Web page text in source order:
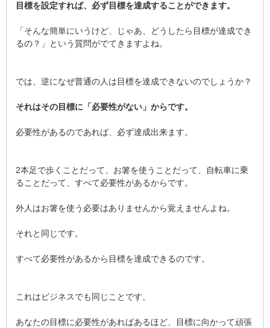
目標を設定すれば、必ず目標を達成することができます。
「そんな簡単にいうけど、じゃあ、どうしたら目標が達成でき
るの？」という質問がでてきますよね。
では、逆になぜ普通の人は目標を達成できないのでしょうか？
それはその目標に「必要性がない」からです。
必要性があるのであれば、必ず達成出来ます。
2本足で歩くことだって、お箸を使うことだって、自転車に乗
ることだって、すべて必要性があるからです。
外人はお箸を使う必要はありませんから覚えませんよね。
それと同じです。
すべて必要性があるから目標を達成できるのです。
これはビジネスでも同じことです。
あなたの目標に必要性があればあるほど、目標に向かって頑張